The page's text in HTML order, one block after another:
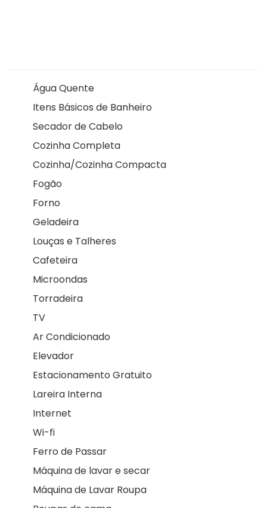
Água Quente
Itens Básicos de Banheiro
Secador de Cabelo
Cozinha Completa
Cozinha/Cozinha Compacta
Fogão
Forno
Geladeira
Louças e Talheres
Cafeteira
Microondas
Torradeira
TV
Ar Condicionado
Elevador
Estacionamento Gratuito
Lareira Interna
Internet
Wi-fi
Ferro de Passar
Máquina de lavar e secar
Máquina de Lavar Roupa